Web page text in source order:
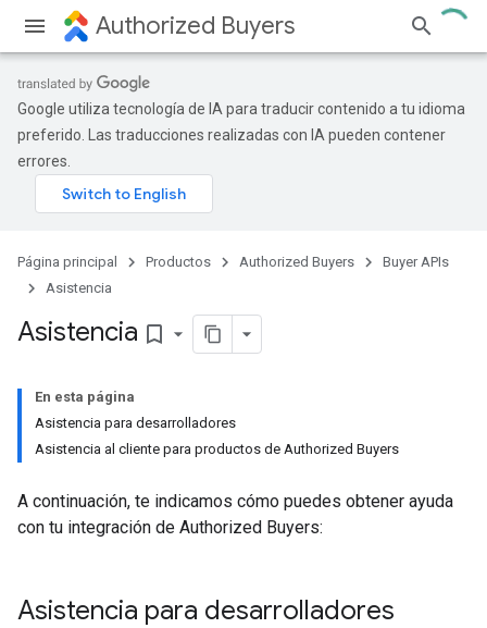
Authorized Buyers
Google utiliza tecnología de IA para traducir contenido a tu idioma
preferido. Las traducciones realizadas con IA pueden contener
errores.
Página principal Productos Authorized Buyers
Buyer APIs
Asistencia
Asistencia bookmark_border
En esta página
Asistencia para desarrolladores
Asistencia al cliente para productos de Authorized Buyers
A continuación, te indicamos cómo puedes obtener ayuda
con tu integración de Authorized Buyers:
Asistencia para desarrolladores